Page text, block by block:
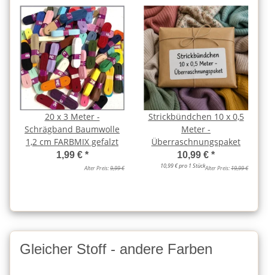
20 x 3 Meter -
Schrägband Baumwolle
1,2 cm FARBMIX gefalzt
1,99 € *
Alter Preis:9,99 €
Strickbündchen 10 x 0,5
Meter -
Überraschnungspaket
10,99 € *
10,99 € pro 1 StückAlter Preis:19,99 €
Gleicher Stoff - andere Farben